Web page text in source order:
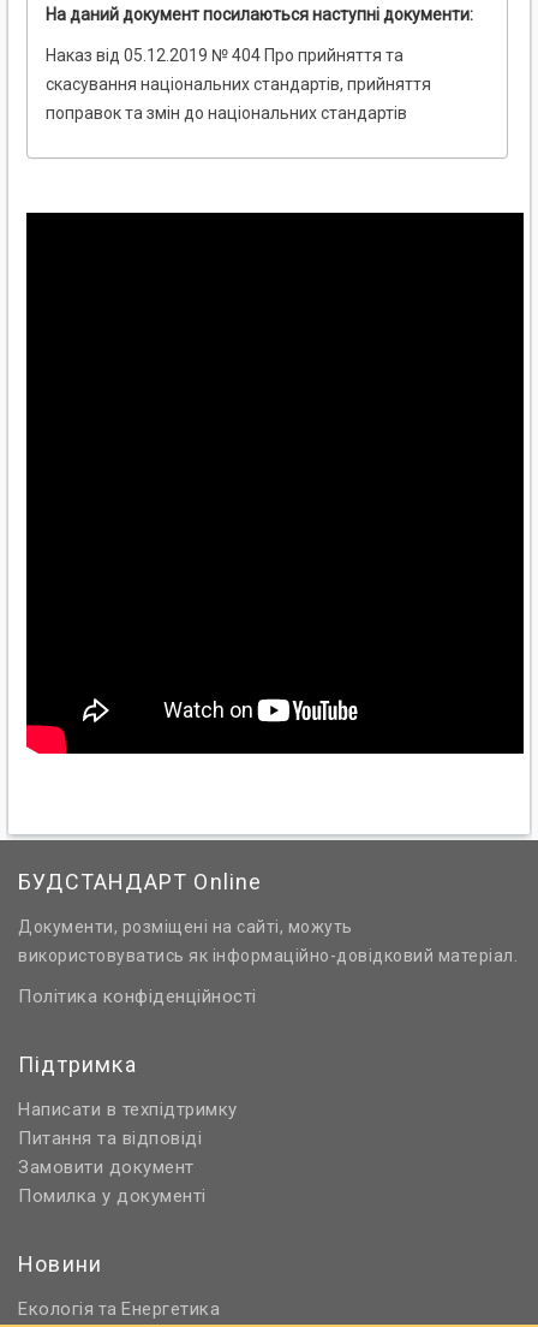
На даний документ посилаються наступні документи:
Наказ від 05.12.2019 № 404 Про прийняття та
скасування національних стандартів, прийняття
поправок та змін до національних стандартів
БУДСТАНДАРТ Online
Документи, розміщені на сайті, можуть
використовуватись як інформаційно-довідковий матеріал.
Політика конфіденційності
Підтримка
Написати в техпідтримку
Питання та відповіді
Замовити документ
Помилка у документі
Новини
Екологія та Енергетика